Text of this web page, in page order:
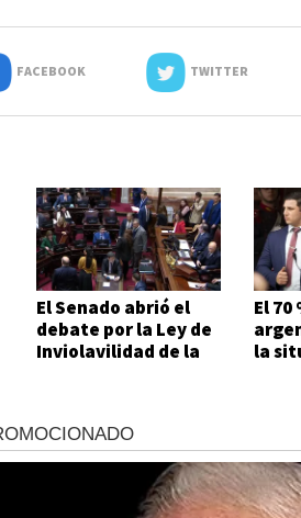
FACEBOOK TWITTER
El Senado abrió el
debate por la Ley de
Inviolavilidad de la
El 70
la